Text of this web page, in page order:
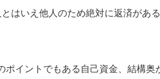
はいえ他人のため絶対に返済がある
ポイントでもある自己資金、結構奥